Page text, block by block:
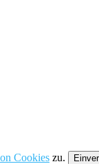
Cookies zu.